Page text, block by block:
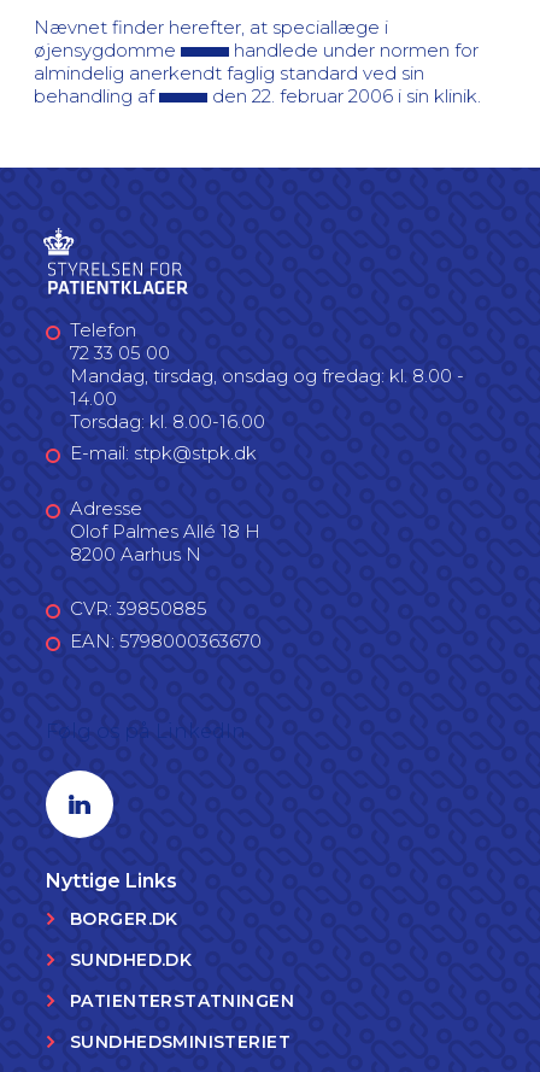
Nævnet finder herefter, at speciallæge i
øjensygdomme
handlede under normen for
almindelig anerkendt faglig standard ved sin
behandling af
den 22. februar 2006 i sin klinik.
Telefon
72 33 05 00
Mandag, tirsdag, onsdag og fredag: kl. 8.00 -
14.00
Torsdag: kl. 8.00-16.00
E-mail: stpk@stpk.dk
Adresse
Olof Palmes Allé 18 H
8200 Aarhus N
CVR: 39850885
EAN: 5798000363670
Linkedin profil
Nyttige Links
BORGER.DK
SUNDHED.DK
PATIENTERSTATNINGEN
SUNDHEDSMINISTERIET